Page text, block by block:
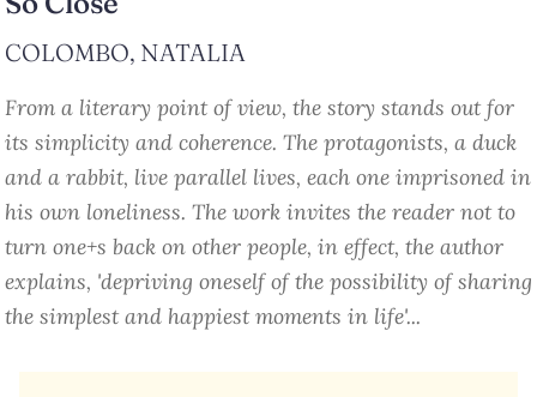
COLOMBO, NATALIA
From a literary point of view, the story stands out for
its simplicity and coherence. The protagonists, a duck
and a rabbit, live parallel lives, each one imprisoned in
his own loneliness. The work invites the reader not to
turn one+s back on other people, in effect, the author
explains, 'depriving oneself of the possibility of sharing
the simplest and happiest moments in life'...